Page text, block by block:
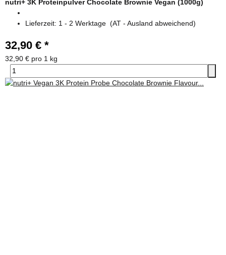
Made in Germany – höchste Qualität und Transparenz
Jetzt Nutri+ Supplemente entdecken und deinen veganen Lifestyle
nutri+ 3K Proteinpulver Chocolate Brownie Vegan (1000g)
Lieferzeit: 1 - 2 Werktage (AT - Ausland abweichend)
32,90 € *
32,90 € pro 1 kg